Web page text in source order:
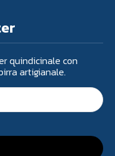
quindicinale con
artigianale.